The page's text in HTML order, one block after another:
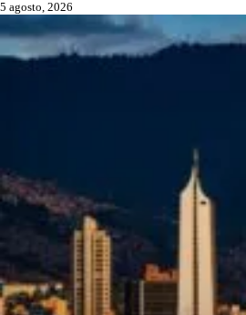
5 agosto, 2026